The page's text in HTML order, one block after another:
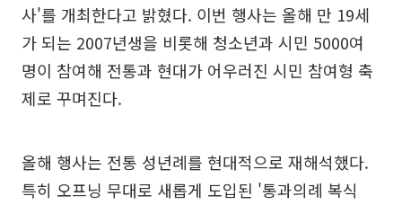
사'를 개최한다고 밝혔다. 이번 행사는 올해 만 19세
가 되는 2007년생을 비롯해 청소년과 시민 5000여
명이 참여해 전통과 현대가 어우러진 시민 참여형 축
제로 꾸며진다.
올해 행사는 전통 성년례를 현대적으로 재해석했다.
특히 오프닝 무대로 새롭게 도입된 '통과의례 복식